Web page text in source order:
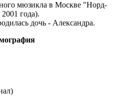
мюзикла в Москве "Норд-
года).
дочь - Александра.